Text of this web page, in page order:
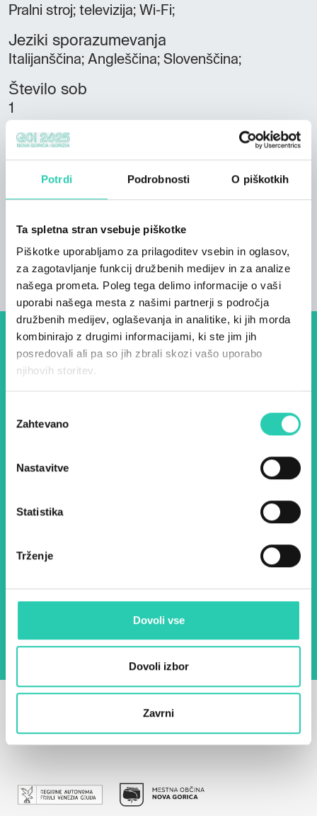
Potrdi Podrobnosti O piškotkih
Ta spletna stran vsebuje piškotke
Piškotke uporabljamo za prilagoditev vsebin in oglasov,
za zagotavljanje funkcij družbenih medijev in za analize
našega prometa. Poleg tega delimo informacije o vaši
uporabi našega mesta z našimi partnerji s področja
družbenih medijev, oglaševanja in analitike, ki jih morda
kombinirajo z drugimi informacijami, ki ste jim jih
posredovali ali pa so jih zbrali skozi vašo uporabo
njihovih storitev.
soglasja
Zahtevano
Nastavitve
Statistika
Trženje
Dovoli vse
Dovoli izbor
Zavrni
Pralni stroj; televizija; Wi-Fi;
Jeziki sporazumevanja
Italijanščina; Angleščina; Slovenščina;
Število sob
1
Število kopalnic
1
Število sob
Število stanovanjskih prostorov
Dogodki, članki in zgodbe iz
evropske prestolnice kulture
in ostanite na tekočem z
Z uporabo tega obrazca potrjujem, da sem
seznanjen z obdelavo osebnih podatkov za